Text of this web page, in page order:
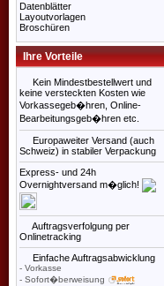
Datenblätter
Layoutvorlagen
Broschüren
Ihre Vorteile
Kein Mindestbestellwert und
keine versteckten Kosten wie
Vorkassegeb�hren, Online-
Bearbeitungsgeb�hren etc.
Europaweiter Versand (auch
Schweiz) in stabiler Verpackung
Express- und 24h
Overnightversand m�glich!
Auftragsverfolgung per
Onlinetracking
Einfache Auftragsabwicklung
- Vorkasse
- Sofort�berweisung